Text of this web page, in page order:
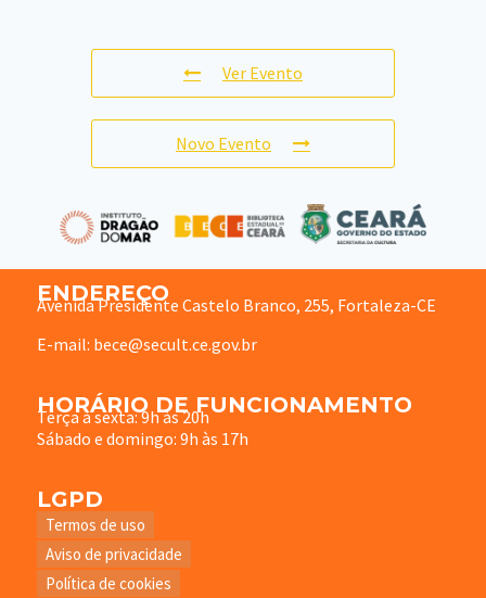
Ver Evento
Novo Evento
ENDEREÇO
Avenida Presidente Castelo Branco, 255, Fortaleza-CE
E-mail: bece@secult.ce.gov.br
HORÁRIO DE FUNCIONAMENTO
Terça à sexta: 9h às 20h
Sábado e domingo: 9h às 17h
LGPD
Termos de uso
Aviso de privacidade
Política de cookies